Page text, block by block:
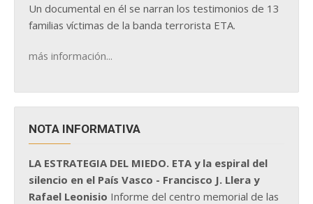
Un documental en él se narran los testimonios de 13
familias víctimas de la banda terrorista ETA.
más información...
NOTA INFORMATIVA
LA ESTRATEGIA DEL MIEDO. ETA y la espiral del
silencio en el País Vasco - Francisco J. Llera y
Rafael Leonisio Informe del centro memorial de las